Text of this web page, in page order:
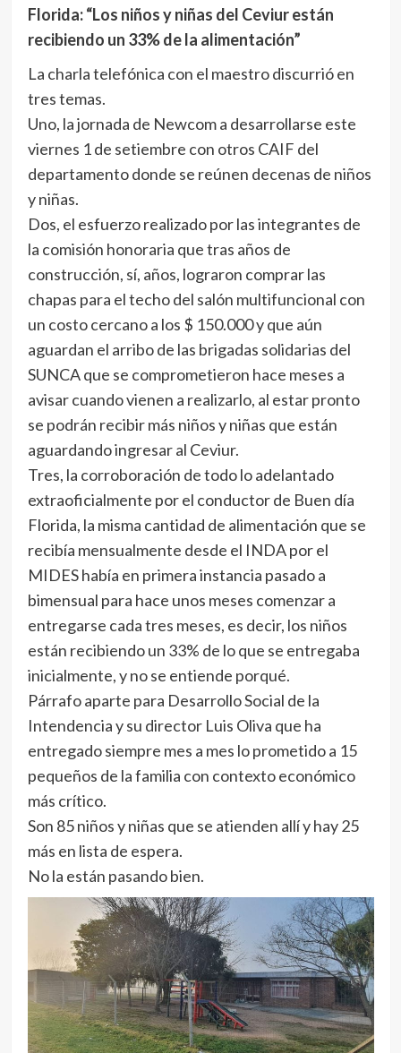
Florida: “Los niños y niñas del Ceviur están
recibiendo un 33% de la alimentación”
La charla telefónica con el maestro discurrió en
tres temas.
Uno, la jornada de Newcom a desarrollarse este
viernes 1 de setiembre con otros CAIF del
departamento donde se reúnen decenas de niños
y niñas.
Dos, el esfuerzo realizado por las integrantes de
la comisión honoraria que tras años de
construcción, sí, años, lograron comprar las
chapas para el techo del salón multifuncional con
un costo cercano a los $ 150.000 y que aún
aguardan el arribo de las brigadas solidarias del
SUNCA que se comprometieron hace meses a
avisar cuando vienen a realizarlo, al estar pronto
se podrán recibir más niños y niñas que están
aguardando ingresar al Ceviur.
Tres, la corroboración de todo lo adelantado
extraoficialmente por el conductor de Buen día
Florida, la misma cantidad de alimentación que se
recibía mensualmente desde el INDA por el
MIDES había en primera instancia pasado a
bimensual para hace unos meses comenzar a
entregarse cada tres meses, es decir, los niños
están recibiendo un 33% de lo que se entregaba
inicialmente, y no se entiende porqué.
Párrafo aparte para Desarrollo Social de la
Intendencia y su director Luis Oliva que ha
entregado siempre mes a mes lo prometido a 15
pequeños de la familia con contexto económico
más crítico.
Son 85 niños y niñas que se atienden allí y hay 25
más en lista de espera.
No la están pasando bien.